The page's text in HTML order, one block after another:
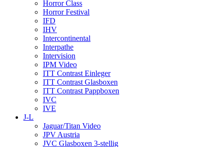
Horror Class
Horror Festival
IFD
IHV
Intercontinental
Interpathe
Intervision
IPM Video
ITT Contrast Einleger
ITT Contrast Glasboxen
ITT Contrast Pappboxen
IVC
IVE
J-L
Jaguar/Titan Video
JPV Austria
JVC Glasboxen 3-stellig